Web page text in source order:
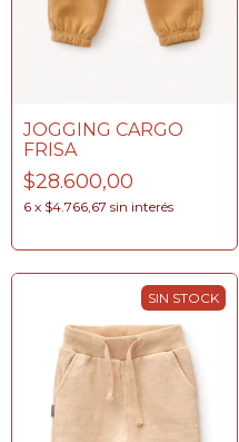
JOGGING CARGO
FRISA
$28.600,00
6 x $4.766,67 sin interés
SIN STOCK